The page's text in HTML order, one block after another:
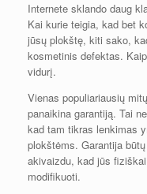
Internete sklando daug
Kai kurie teigia, kad bet
jūsų plokštę, kiti sako,
kosmetinis defektas.
vidurį.
Vienas populiariausių
panaikina garantiją. Tai
kad tam tikras lenkimas
plokštėms. Garantija
akivaizdu, kad jūs
modifikuoti.